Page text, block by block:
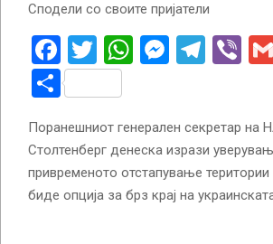
Сподели со своите пријатели
Facebook
Twitter
WhatsApp
Share
Поранешниот генерален секретар на
Столтенберг денеска изрази
привременото отстапување територии
биде опција за брз крај на